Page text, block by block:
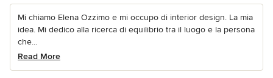
Mi chiamo Elena Ozzimo e mi occupo di interior design. La mia
idea. Mi dedico alla ricerca di equilibrio tra il luogo e la persona
che...
Read More